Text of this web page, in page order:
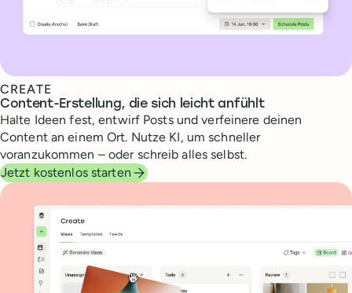
CREATE
Content-Erstellung, die sich leicht anfühlt
Halte Ideen fest, entwirf Posts und verfeinere deinen
Content an einem Ort. Nutze KI, um schneller
voranzukommen – oder schreib alles selbst.
Jetzt kostenlos starten